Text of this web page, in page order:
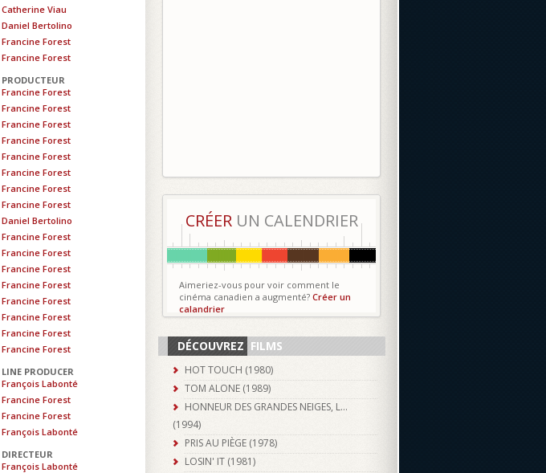
Catherine Viau
Daniel Bertolino
Francine Forest
Francine Forest
PRODUCTEUR
Francine Forest
Francine Forest
Francine Forest
Francine Forest
Francine Forest
Francine Forest
Francine Forest
Francine Forest
Daniel Bertolino
Francine Forest
Francine Forest
Francine Forest
Francine Forest
Francine Forest
Francine Forest
Francine Forest
Francine Forest
LINE PRODUCER
François Labonté
Francine Forest
Francine Forest
François Labonté
DIRECTEUR
François Labonté
CRÉERUN CALENDRIER
Aimeriez-vous pour voir comment le
cinéma canadien a augmenté? Créer un
calandrier
DÉCOUVREZ FILMS
HOT TOUCH (1980)
TOM ALONE (1989)
HONNEUR DES GRANDES NEIGES, L...
(1994)
PRIS AU PIÈGE (1978)
LOSIN' IT (1981)